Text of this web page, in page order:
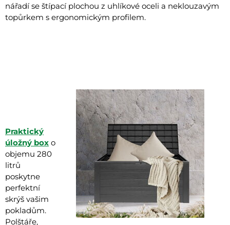
nářadí se štípací plochou z uhlíkové oceli a neklouzavým
topůrkem s ergonomickým profilem.
Praktický
úložný box o
objemu 280
litrů
poskytne
perfektní
skrýš vašim
pokladům.
Polštáře,